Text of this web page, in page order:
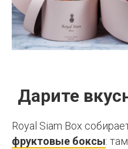
Дарите
Royal Siam Box
фруктовые боксы: